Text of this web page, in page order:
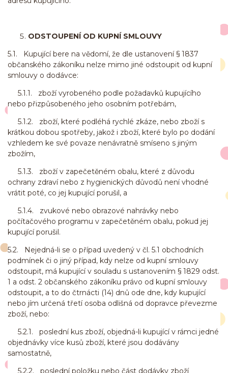
ODSTOUPENÍ OD KUPNÍ SMLOUVY
5.1. Kupující bere na vědomí, že dle ustanovení § 1837
občanského zákoníku nelze mimo jiné odstoupit od kupní
smlouvy o dodávce:
5.1.1. zboží vyrobeného podle požadavků kupujícího
nebo přizpůsobeného jeho osobním potřebám,
5.1.2. zboží, které podléhá rychlé zkáze, nebo zboží s
krátkou dobou spotřeby, jakož i zboží, které bylo po dodání
vzhledem ke své povaze nenávratně smíseno s jiným
zbožím,
5.1.3. zboží v zapečetěném obalu, které z důvodu
ochrany zdraví nebo z hygienických důvodů není vhodné
vrátit poté, co jej kupující porušil, a
5.1.4. zvukové nebo obrazové nahrávky nebo
počítačového programu v zapečetěném obalu, pokud jej
kupující porušil.
5.2. Nejedná-li se o případ uvedený v čl. 5.1 obchodních
podmínek či o jiný případ, kdy nelze od kupní smlouvy
odstoupit, má kupující v souladu s ustanovením § 1829 odst.
1 a odst. 2 občanského zákoníku právo od kupní smlouvy
odstoupit, a to do čtrnácti (14) dnů ode dne, kdy kupující
nebo jím určená třetí osoba odlišná od dopravce převezme
zboží, nebo:
5.2.1. poslední kus zboží, objedná-li kupující v rámci jedné
objednávky více kusů zboží, které jsou dodávány
samostatně,
5.2.2. poslední položku nebo část dodávky zboží